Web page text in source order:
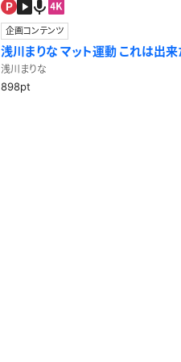
企画コンテンツ
浅川まりな マット運動 これは出来
ぶりの前転後転！
浅川まりな
898pt